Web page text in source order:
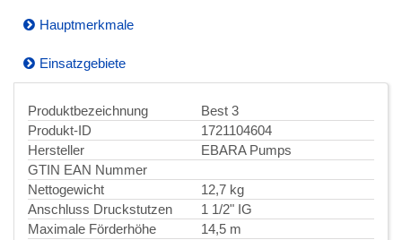
Hauptmerkmale
Einsatzgebiete
Produktbezeichnung
Best 3
Produkt-ID
1721104604
Hersteller
EBARA Pumps
GTIN EAN Nummer
Nettogewicht
12,7 kg
Anschluss Druckstutzen
1 1/2" IG
Maximale Förderhöhe
14,5 m